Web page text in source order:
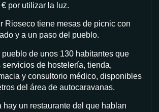
por utilizar la luz.
Rioseco tiene mesas de picnic con
y a un paso del pueblo.
pueblo de unos 130 habitantes que
de hostelería, tienda,
y consultorio médico, disponibles
del área de autocaravanas.
hay un restaurante del que hablan